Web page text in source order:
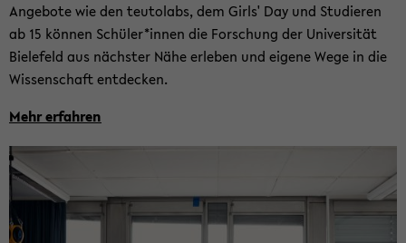
An­ge­bo­te wie den teu­tol­abs, dem Girls' Day und Stu­die­ren
ab 15 kön­nen Schü­ler*innen die For­schung der Uni­ver­si­tät
Bie­le­feld aus nächs­ter Nähe er­le­ben und ei­ge­ne Wege in die
Wis­sen­schaft ent­de­cken.
Mehr er­fah­ren